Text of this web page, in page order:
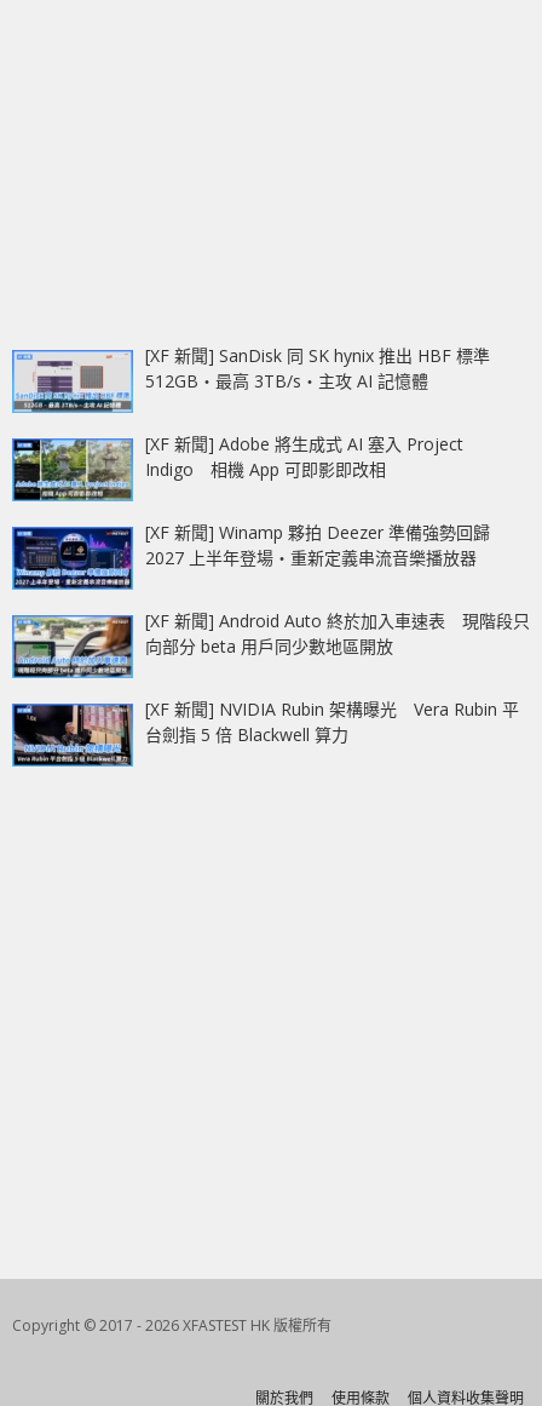
[XF 新聞] SanDisk 同 SK hynix 推出 HBF 標準
512GB‧最高 3TB/s‧主攻 AI 記憶體
[XF 新聞] Adobe 將生成式 AI 塞入 Project
Indigo 相機 App 可即影即改相
[XF 新聞] Winamp 夥拍 Deezer 準備強勢回歸
2027 上半年登場‧重新定義串流音樂播放器
[XF 新聞] Android Auto 終於加入車速表 現階段只
向部分 beta 用戶同少數地區開放
[XF 新聞] NVIDIA Rubin 架構曝光 Vera Rubin 平
台劍指 5 倍 Blackwell 算力
Copyright © 2017 - 2026 XFASTEST HK 版權所有
關於我們 使用條款 個人資料收集聲明